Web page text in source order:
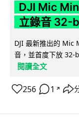
DJI Mic
立錄音 32-
DJI 最新推出的 Mic
音，並首度下放 32-
閱讀全文
256 1 ↗